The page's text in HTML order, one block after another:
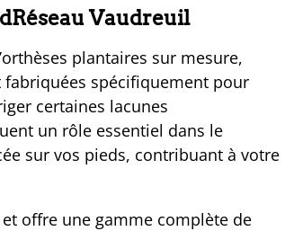
Vaudreuil
plantaires sur mesure,
spécifiquement pour
certaines lacunes
un rôle essentiel dans le
sur vos pieds, contribuant à votre
offre une gamme complète de